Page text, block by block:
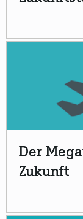
Der
Zukunft